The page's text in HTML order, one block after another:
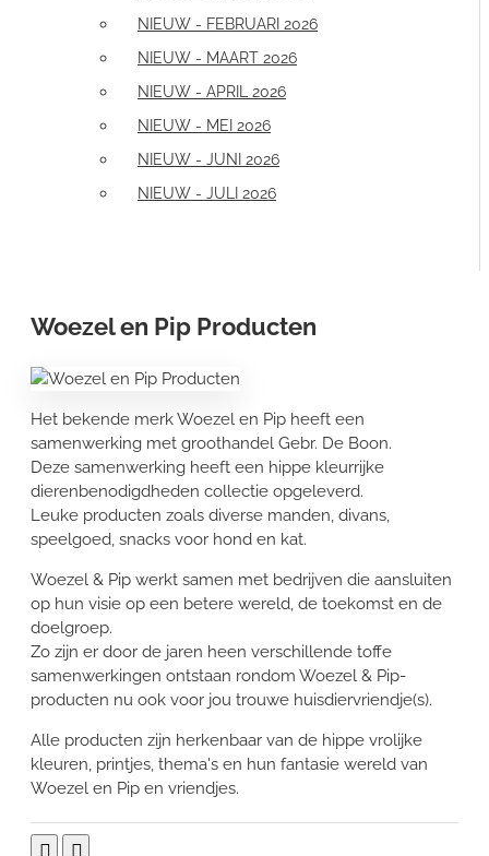
NIEUW - FEBRUARI 2026
NIEUW - MAART 2026
NIEUW - APRIL 2026
NIEUW - MEI 2026
NIEUW - JUNI 2026
NIEUW - JULI 2026
Woezel en Pip Producten
Het bekende merk Woezel en Pip heeft een
samenwerking met groothandel Gebr. De Boon.
Deze samenwerking heeft een hippe kleurrijke
dierenbenodigdheden collectie opgeleverd.
Leuke producten zoals diverse manden, divans,
speelgoed, snacks voor hond en kat.
Woezel & Pip werkt samen met bedrijven die aansluiten
op hun visie op een betere wereld, de toekomst en de
doelgroep.
Zo zijn er door de jaren heen verschillende toffe
samenwerkingen ontstaan rondom Woezel & Pip-
producten nu ook voor jou trouwe huisdiervriendje(s).
Alle producten zijn herkenbaar van de hippe vrolijke
kleuren, printjes, thema's en hun fantasie wereld van
Woezel en Pip en vriendjes.